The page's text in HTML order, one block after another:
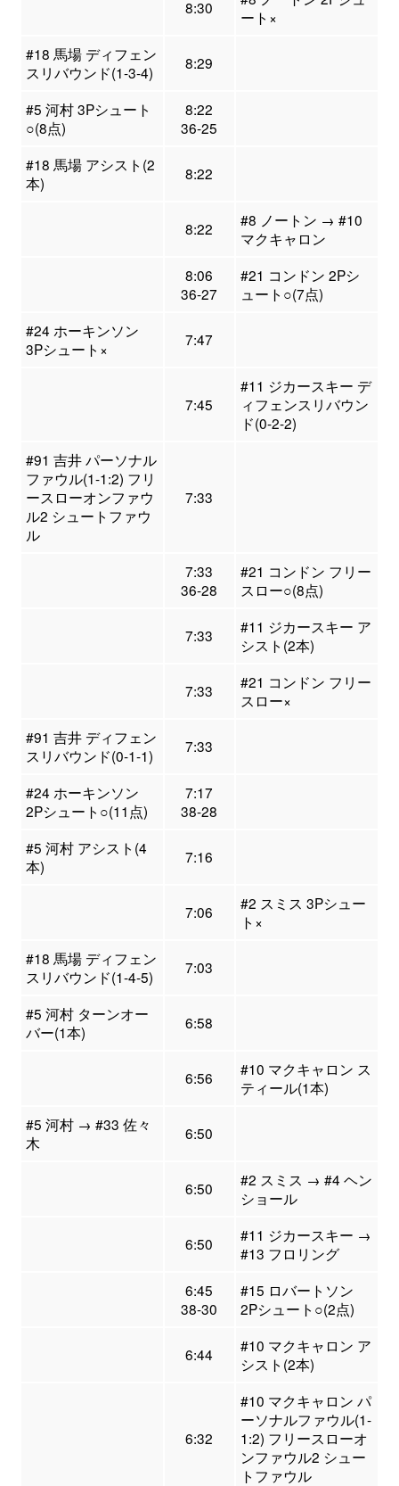
8:30
ート×
#18 馬場 ディフェン
スリバウンド(1-3-4)
8:29
#5 河村 3Pシュート
○(8点)
8:22
36-25
#18 馬場 アシスト(2
本)
8:22
8:22
#8 ノートン → #10
マクキャロン
8:06
36-27
#21 コンドン 2Pシ
ュート○(7点)
#24 ホーキンソン
3Pシュート×
7:47
7:45
#11 ジカースキー デ
ィフェンスリバウン
ド(0-2-2)
#91 吉井 パーソナル
ファウル(1-1:2) フリ
ースローオンファウ
ル2 シュートファウ
ル
7:33
7:33
36-28
#21 コンドン フリー
スロー○(8点)
7:33
#11 ジカースキー ア
シスト(2本)
7:33
#21 コンドン フリー
スロー×
#91 吉井 ディフェン
スリバウンド(0-1-1)
7:33
#24 ホーキンソン
2Pシュート○(11点)
7:17
38-28
#5 河村 アシスト(4
本)
7:16
7:06
#2 スミス 3Pシュー
ト×
#18 馬場 ディフェン
スリバウンド(1-4-5)
7:03
#5 河村 ターンオー
バー(1本)
6:58
6:56
#10 マクキャロン ス
ティール(1本)
#5 河村 → #33 佐々
木
6:50
6:50
#2 スミス → #4 ヘン
ショール
6:50
#11 ジカースキー →
#13 フロリング
6:45
38-30
#15 ロバートソン
2Pシュート○(2点)
6:44
#10 マクキャロン ア
シスト(2本)
6:32
#10 マクキャロン パ
ーソナルファウル(1-
1:2) フリースローオ
ンファウル2 シュー
トファウル